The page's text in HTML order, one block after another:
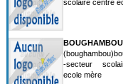
scolaire centre
BOUGHAMBOU
-secteur
ecole mère